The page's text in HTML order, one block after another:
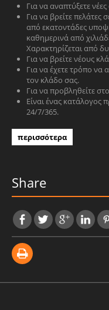
Για να αναπτύξετε
Για να βρείτε πελάτες
από εκατοντάδες
καθημερινά από
Χαρακτηρίζεται από
Για να βρείτε νέους
Για να έχετε τρόπο να
τον κλάδο σας.
Για να προβληθείτε
Είναι ένας κατάλογος
24/7/365.
περισσότερα
Share